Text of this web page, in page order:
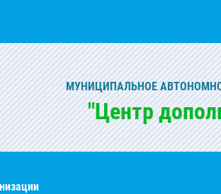
МУНИЦИПАЛЬНОЕ
"Центр